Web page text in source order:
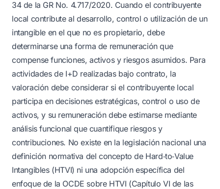
34 de la GR No. 4.717/2020. Cuando el contribuyente
local contribute al desarrollo, control o utilización de un
intangible en el que no es propietario, debe
determinarse una forma de remuneración que
compense funciones, activos y riesgos asumidos. Para
actividades de I+D realizadas bajo contrato, la
valoración debe considerar si el contribuyente local
participa en decisiones estratégicas, control o uso de
activos, y su remuneración debe estimarse mediante
análisis funcional que cuantifique riesgos y
contribuciones. No existe en la legislación nacional una
definición normativa del concepto de Hard‑to‑Value
Intangibles (HTVI) ni una adopción específica del
enfoque de la OCDE sobre HTVI (Capítulo VI de las